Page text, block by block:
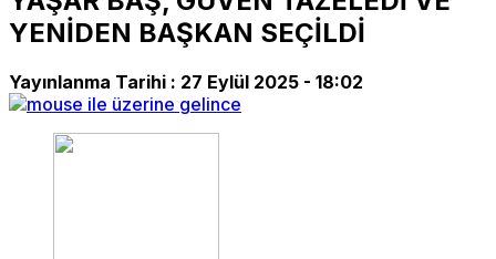
YENİDEN BAŞKAN SEÇİLDİ
Yayınlanma Tarihi : 27 Eylül 2025 - 18:02